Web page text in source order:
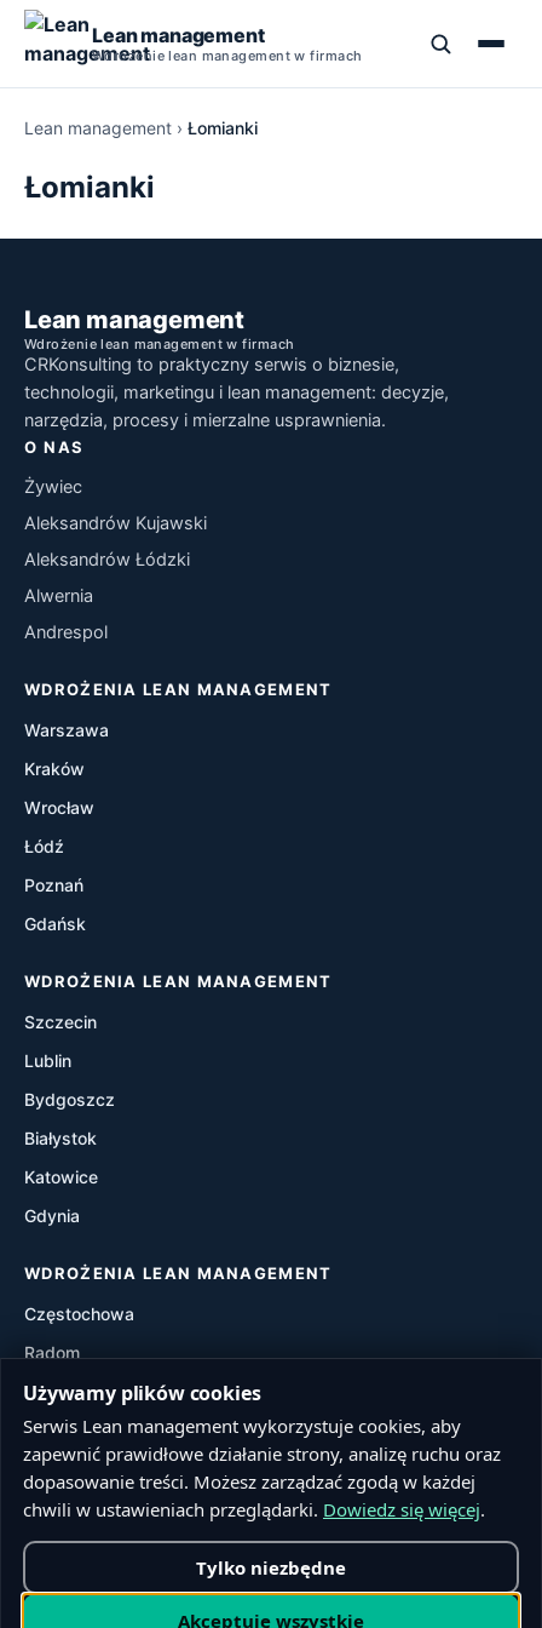
Lean management
Wdrożenie lean management w firmach
Szkolenia Lean Management
Kurs Lean Management
Książki o Lean Management
5S
PDCA
SMED
5 Why
Jidoka
Kaizen
Poka-Yoke
Hoshin Kanri
Just-In-Time (JIT)
Waste Walk
Visual Management
Narzędzia Lean Manufacturing
Szkolenie Lean Manufacturing
Lean management › Łomianki
Łomianki
Lean management
Wdrożenie lean management w firmach
CRKonsulting to praktyczny serwis o biznesie,
technologii, marketingu i lean management: decyzje,
narzędzia, procesy i mierzalne usprawnienia.
O NAS
Żywiec
Aleksandrów Kujawski
Aleksandrów Łódzki
Alwernia
Andrespol
WDROŻENIA LEAN MANAGEMENT
Warszawa
Kraków
Wrocław
Łódź
Poznań
Gdańsk
WDROŻENIA LEAN MANAGEMENT
Szczecin
Lublin
Bydgoszcz
Białystok
Katowice
Gdynia
WDROŻENIA LEAN MANAGEMENT
Częstochowa
Radom
Rzeszów
Toruń
Sosnowiec
Kielce
Używamy plików cookies
Serwis Lean management wykorzystuje cookies, aby
zapewnić prawidłowe działanie strony, analizę ruchu oraz
dopasowanie treści. Możesz zarządzać zgodą w każdej
chwili w ustawieniach przeglądarki. Dowiedz się więcej.
Tylko niezbędne
Akceptuję wszystkie